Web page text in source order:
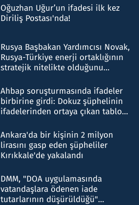
Oğuzhan Uğur’un ifadesi ilk kez
Diriliş Postası'nda!
Rusya Başbakan Yardımcısı Novak,
Rusya-Türkiye enerji ortaklığının
stratejik nitelikte olduğunu
Ahbap soruşturmasında ifadeler
birbirine girdi: Dokuz şüphelinin
ifadelerinden ortaya çıkan tablo
Ankara'da bir kişinin 2 milyon
lirasını gasp eden şüpheliler
Kırıkkale'de yakalandı
DMM, "DOA uygulamasında
vatandaşlara ödenen iade
tutarlarının düşürüldüğü"